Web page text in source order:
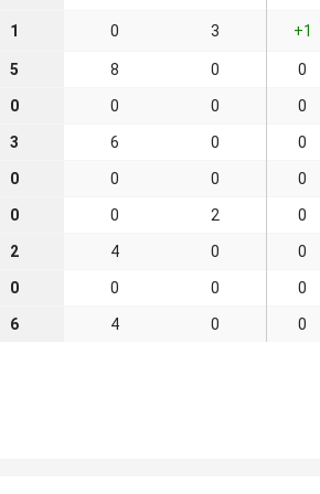
1 0 3 +1
5 8 0 0
0 0 0 0
3 6 0 0
0 0 0 0
0 0 2 0
2 4 0 0
0 0 0 0
6 4 0 0